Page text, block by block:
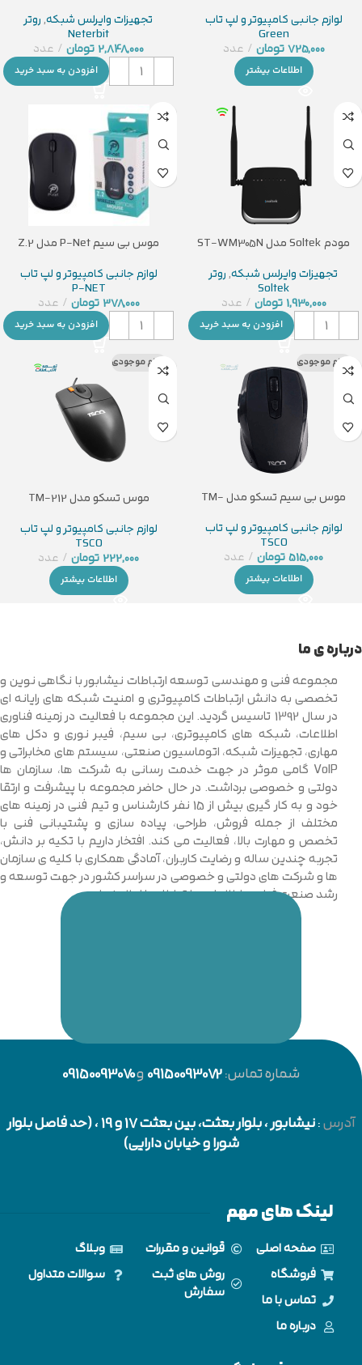
لوازم جانبی کامپیوتر و لپ تاب
Green
725,000تومان عدد
اطلاعات بیشتر
تجهیزات وایرلس شبکه,روتر
Neterbit
2,848,000 تومان عدد
افزودن به سبد خرید
مودم Soltek مدل ST-WM305N
تجهیزات وایرلس شبکه,روتر
Soltek
1,930,000 تومان عدد
افزودن به سبد خرید
موس بی سیم P-Net مدل Z.2
لوازم جانبی کامپیوتر و لپ تاب
P-NET
378,000 تومان عدد
افزودن به سبد خرید
اتمام موجودی
موس بی سیم تسکو مدل TM-
لوازم جانبی کامپیوتر و لپ تاب
TSCO
515,000تومان عدد
اطلاعات بیشتر
اتمام موجودی
موس تسکو مدل TM-212
لوازم جانبی کامپیوتر و لپ تاب
TSCO
222,000 تومان عدد
اطلاعات بیشتر
درباره ی ما
مجموعه فنی و مهندسی توسعه ارتباطات نیشابور با نگاهی نوین و
تخصصی به دانش ارتباطات کامپیوتری و امنیت شبکه های رایانه ای
در سال 1392 تاسیس گردید. این مجموعه با فعالیت در زمینه فناوری
اطلاعات، شبکه های کامپیوتری، بی سیم، فیبر نوری و دکل های
مهاری، تجهیزات شبکه، اتوماسیون صنعتی، سیستم های مخابراتی و
VoIP گامی موثر در جهت خدمت رسانی به شرکت ها، سازمان ها
دولتی و خصوصی برداشت. در حال حاضر مجموعه با پیشرفت و ارتقا
خود و به کار گیری بیش از 15 نفر کارشناس و تیم فنی در زمینه های
مختلف از جمله فروش، طراحی، پیاده سازی و پشتیبانی فنی با
تخصص و مهارت بالا، فعالیت می کند. افتخار داریم با تکیه بر دانش،
تجربه چندین ساله و رضایت کاربران، آمادگی همکاری با کلیه ی سازمان
ها و شرکت های دولتی و خصوصی در سراسر کشور در جهت توسعه و
رشد صنعت فناوری اطلاعات و ارتباطات را اعلام نماییم.
شماره تماس:09150093072و09150093070
آدرس:نیشابور
، بلوار بعثت، بین بعثت 17 و 19 ، (حد فاصل بلوار
شورا و خیابان دارایی)
لینک های مهم
صفحه اصلی
فروشگاه
تماس با ما
درباره ما
قوانین و مقررات
روش های ثبت
سفارش
وبلاگ
سوالات متداول